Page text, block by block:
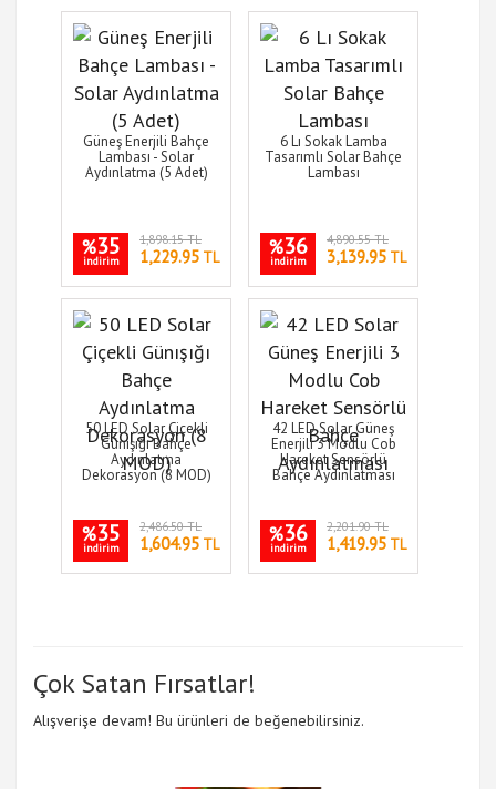
Güneş Enerjili Bahçe
Lambası - Solar
Aydınlatma (5 Adet)
%35
indirim
1,898.15 TL
1,229.95 TL
6 Lı Sokak Lamba
Tasarımlı Solar Bahçe
Lambası
%36
indirim
4,890.55 TL
3,139.95 TL
50 LED Solar Çiçekli
Günışığı Bahçe
Aydınlatma
Dekorasyon (8 MOD)
%35
indirim
2,486.50 TL
1,604.95 TL
42 LED Solar Güneş
Enerjili 3 Modlu Cob
Hareket Sensörlü
Bahçe Aydınlatması
%36
indirim
2,201.90 TL
1,419.95 TL
Çok Satan Fırsatlar!
Alışverişe devam! Bu ürünleri de beğenebilirsiniz.